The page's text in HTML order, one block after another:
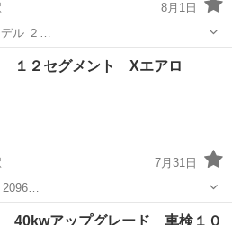
8月1日
デル ２…
日産リーフ
１２セグメント Xエアロ
7月31日
Xエアロ H23年式 2096…
日産リーフ
40kwアップグレード 車検１０